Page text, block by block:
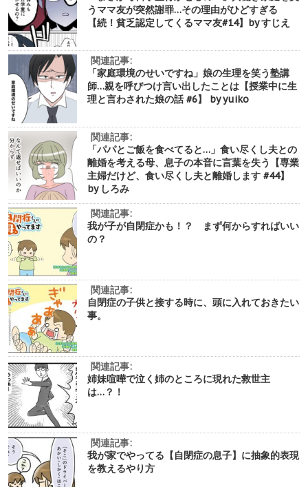
うママ友が突然謝罪…その理由がひどすぎる
【続！貧乏認定してくるママ友#14】by すじえ
関連記事:
「家庭環境のせいですね」娘の生理を笑う塾講
師…親を呼びつけ言い出したことは【授業中に生
理と言わされた娘の話 #6】 by yuiko
関連記事:
「パパとご飯を食べてると…」食い尽くし夫との
離婚を考える母、息子の本音に言葉を失う【専業
主婦だけど、食い尽くし夫と離婚します #44】
by しろみ
関連記事:
我が子が自閉症かも！？ まず何からすればいい
の？
関連記事:
自閉症の子供と接する時に、頭に入れておきたい
事。
関連記事:
姉妹喧嘩で泣く姉のところに現れた救世主
は…？！
関連記事:
我が家でやってる【自閉症の息子】に抽象的表現
を教えるやり方